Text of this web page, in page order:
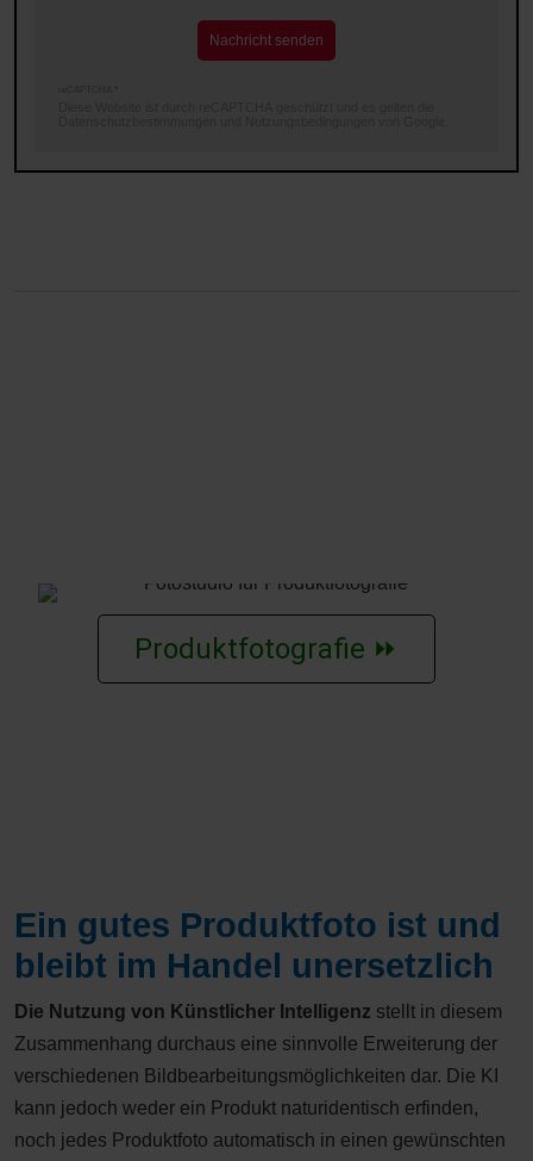
Nachricht senden
*
Produktfotografie ⏩
Ein gutes Produktfoto ist und
bleibt im Handel unersetzlich
Die Nutzung von Künstlicher Intelligenz stellt in diesem
Zusammenhang durchaus eine sinnvolle Erweiterung der
verschiedenen Bildbearbeitungsmöglichkeiten dar. Die KI
kann jedoch weder ein Produkt naturidentisch erfinden,
noch jedes Produktfoto automatisch in einen gewünschten